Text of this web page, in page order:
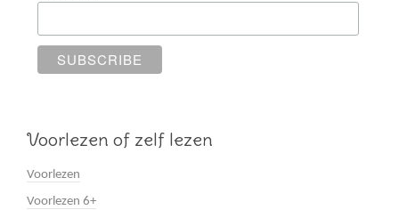
Voorlezen of zelf lezen
Voorlezen
Voorlezen 6+